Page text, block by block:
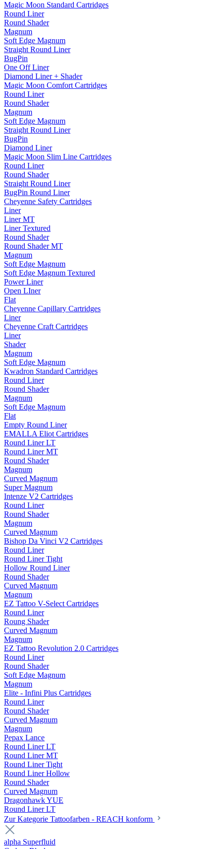
Magic Moon Standard Cartridges
Round Liner
Round Shader
Magnum
Soft Edge Magnum
Straight Round Liner
BugPin
One Off Liner
Diamond Liner + Shader
Magic Moon Comfort Cartridges
Round Liner
Round Shader
Magnum
Soft Edge Magnum
Straight Round Liner
BugPin
Diamond Liner
Magic Moon Slim Line Cartridges
Round Liner
Round Shader
Straight Round Liner
BugPin Round Liner
Cheyenne Safety Cartridges
Liner
Liner MT
Liner Textured
Round Shader
Round Shader MT
Magnum
Soft Edge Magnum
Soft Edge Magnum Textured
Power Liner
Open LIner
Flat
Cheyenne Capillary Cartridges
Liner
Cheyenne Craft Cartridges
Liner
Shader
Magnum
Soft Edge Magnum
Kwadron Standard Cartridges
Round Liner
Round Shader
Magnum
Soft Edge Magnum
Flat
Empty Round Liner
EMALLA Eliot Cartridges
Round Liner LT
Round Liner MT
Round Shader
Magnum
Curved Magnum
Super Magnum
Intenze V2 Cartridges
Round Liner
Round Shader
Magnum
Curved Magnum
Bishop Da Vinci V2 Cartridges
Round Liner
Round Liner Tight
Hollow Round Liner
Round Shader
Curved Magnum
Magnum
EZ Tattoo V-Select Cartridges
Round Liner
Roung Shader
Curved Magnum
Magnum
EZ Tattoo Revolution 2.0 Cartridges
Round Liner
Round Shader
Soft Edge Magnum
Magnum
Elite - Infini Plus Cartridges
Round Liner
Round Shader
Curved Magnum
Magnum
Pepax Lance
Round Liner LT
Round Liner MT
Round Liner Tight
Round Liner Hollow
Round Shader
Curved Magnum
Dragonhawk YUE
Round Liner LT
Zur Kategorie Tattoofarben - REACH konform
alpha Superfluid